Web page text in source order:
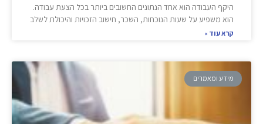
היקף העבודה הוא אחד הנתונים החשובים ביותר בכל הצעת עבודה.
הוא משפיע על שעות הנוכחות, השכר, חישוב הזכויות והיכולת לשלב
קרא עוד »
מידע ומאמרים